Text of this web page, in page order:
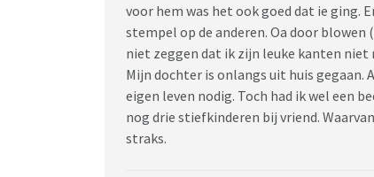
voor hem was het ook goed dat ie ging.
stempel op de anderen. Oa door
niet zeggen dat ik zijn leuke kanten niet
Mijn dochter is onlangs uit huis gegaan.
eigen leven nodig. Toch had ik wel een
nog drie stiefkinderen bij vriend.
straks.